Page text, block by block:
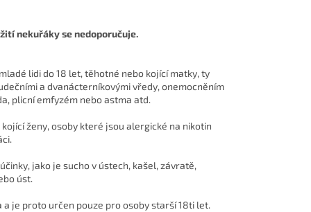
nekuřáky se nedoporučuje.
lidi do 18 let, těhotné nebo kojící matky, ty
a dvanácterníkovými vředy, onemocněním
plicní emfyzém nebo astma atd.
ženy, osoby které jsou alergické na nikotin
jako je sucho v ústech, kašel, závratě,
úst.
je proto určen pouze pro osoby starší 18ti let.